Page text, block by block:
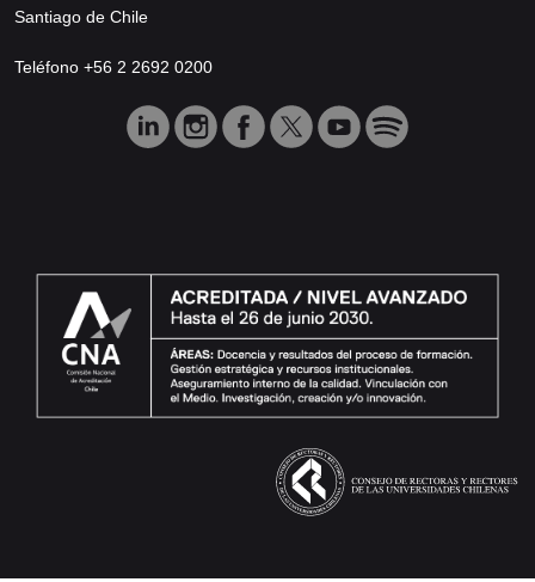
Santiago de Chile
Teléfono +56 2 2692 0200